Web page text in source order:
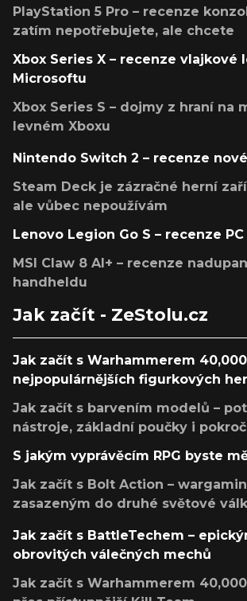
PlayStation 5 Pro – recenze
zatím nepotřebujete, ale chcete
Xbox Series X – recenze vlajkové
Microsoftu
Xbox Series S – dojmy z hraní na
levném Xboxu
Nintendo Switch 2 – recenze
Steam Deck je zázračné herní
ale vůbec nepoužívám
Lenovo Legion Go S – recenze
MSI Claw 8 AI+ – recenze
handheldu
Jak začít - ZeStolu.cz
Jak začít s Warhammerem
nejpopulárnějších figurkových
Jak začít s barvením modelů –
nástroje, základní poučky i
S jakým vyprávěcím RPG byste
Jak začít s Bolt Action –
zasazeným do druhé světové
Jak začít s BattleTechem –
obrovitých válečných mechů
Jak začít s Warhammerem